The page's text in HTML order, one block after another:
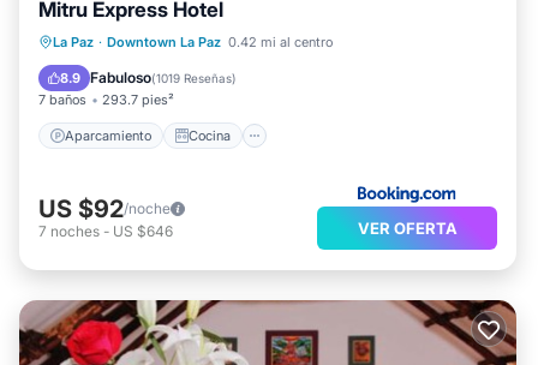
Mitru Express Hotel
La Paz · Downtown La Paz 0.42 mi al centro
8.9 Fabuloso(1019 Reseñas)
7 baños 293.7 pies²
Aparcamiento Cocina
Aparcamiento Cocina
Se admiten mascotas
US $92/noche
7 noches - US $646 VER OFERTA